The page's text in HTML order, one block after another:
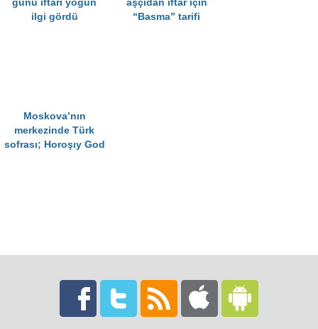
günü iftarı yoğun
ilgi gördü
aşçıdan iftar için
“Basma” tarifi
Moskova’nın
merkezinde Türk
sofrası; Horoşıy God